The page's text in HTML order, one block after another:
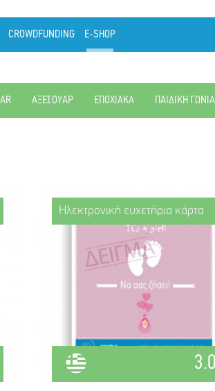
CROWDFUNDING E-SHOP
ΑΞΕΣΟΥΑΡ ΕΠΟΧΙΑΚΑ ΠΑΙΔΙΚΗ ΓΩΝΙΑ
Ηλεκτρονική ευχετήρια κάρτα